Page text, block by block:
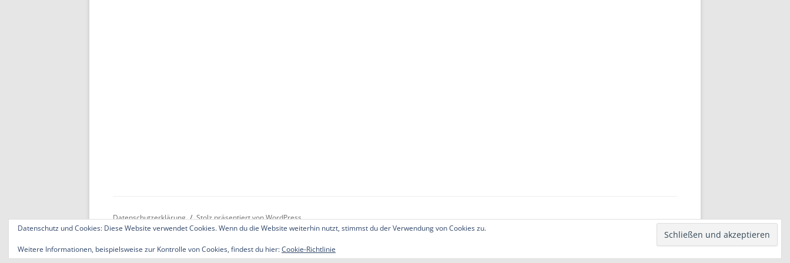
Datenschutzerklärung
Stolz präsentiert von WordPress
Datenschutz und Cookies: Diese Website verwendet Cookies. Wenn du die Website weiterhin nutzt, stimmst du der Verwendung von Cookies zu.
Weitere Informationen, beispielsweise zur Kontrolle von Cookies, findest du hier:Cookie-Richtlinie